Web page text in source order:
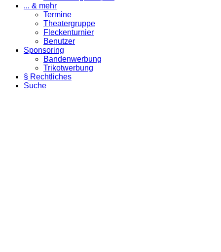
... & mehr
Termine
Theatergruppe
Fleckenturnier
Benutzer
Sponsoring
Bandenwerbung
Trikotwerbung
§ Rechtliches
Suche